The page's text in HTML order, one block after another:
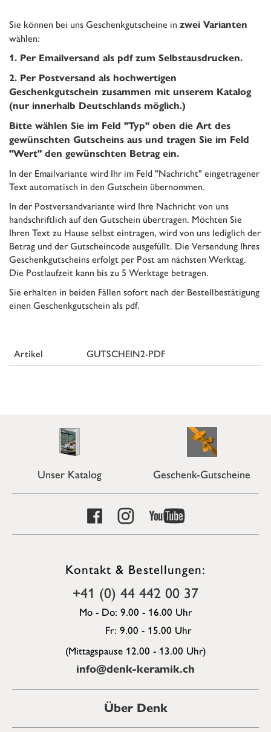
Sie können bei uns Geschenkgutscheine in zwei Varianten
wählen:
1. Per Emailversand als pdf zum Selbstausdrucken.
2. Per Postversand als hochwertigen
Geschenkgutschein zusammen mit unserem Katalog
(nur innerhalb Deutschlands möglich.)
Bitte wählen Sie im Feld "Typ" oben die Art des
gewünschten Gutscheins aus und tragen Sie im Feld
"Wert" den gewünschten Betrag ein.
In der Emailvariante wird Ihr im Feld "Nachricht" eingetragener
Text automatisch in den Gutschein übernommen.
In der Postversandvariante wird Ihre Nachricht von uns
handschriftlich auf den Gutschein übertragen. Möchten Sie
Ihren Text zu Hause selbst eintragen, wird von uns lediglich der
Betrag und der Gutscheincode ausgefüllt. Die Versendung Ihres
Geschenkgutscheins erfolgt per Post am nächsten Werktag.
Die Postlaufzeit kann bis zu 5 Werktage betragen.
Sie erhalten in beiden Fällen sofort nach der Bestellbestätigung
einen Geschenkgutschein als pdf.
Artikel GUTSCHEIN2-PDF
Unser Katalog Geschenk-Gutscheine
Kontakt & Bestellungen:
+41 (0) 44 442 00 37
Mo - Do: 9.00 - 16.00 Uhr
Fr: 9.00 - 15.00 Uhr
(Mittagspause 12.00 - 13.00 Uhr)
info@denk-keramik.ch
Über Denk